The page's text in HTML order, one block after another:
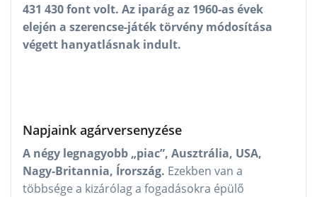
431 430 font volt. Az iparág az 1960-as évek
elején a szerencse-játék törvény módosítása
végett hanyatlásnak indult.
Napjaink agárversenyzése
A négy legnagyobb „piac”, Ausztrália, USA,
Nagy-Britannia, Írország. Ezekben van a
többsége a kizárólag a fogadásokra épülő